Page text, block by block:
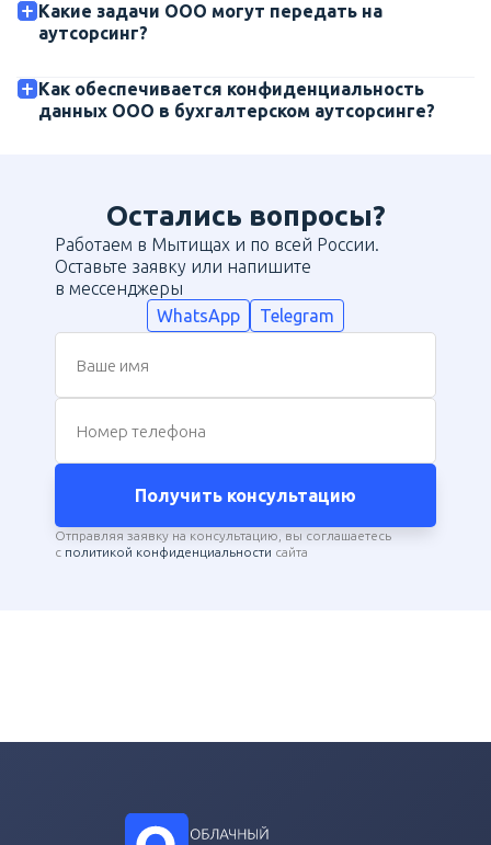
Какие задачи ООО могут передать на
аутсорсинг?
Как обеспечивается конфиденциальность
данных ООО в бухгалтерском аутсорсинге?
Остались вопросы?
Работаем в Мытищах и по всей России.
Оставьте заявку или напишите
в мессенджеры
WhatsApp
Telegram
Ваше имя
Номер телефона
Получить консультацию
Отправляя заявку на консультацию, вы соглашаетесь
с политикой конфиденциальности сайта